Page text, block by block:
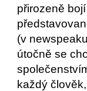
přirozeně bojí
(v
útočně se
každý